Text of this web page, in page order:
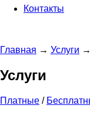
Контакты
Главная → Услуги →
Услуги
Платные /